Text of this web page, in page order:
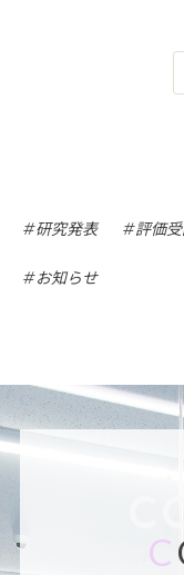
研究発表 評価
お知らせ
C